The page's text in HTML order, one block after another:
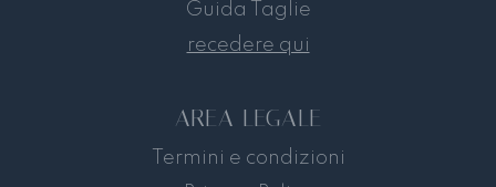
Guida Taglie
recedere qui
AREA LEGALE
Termini e condizioni